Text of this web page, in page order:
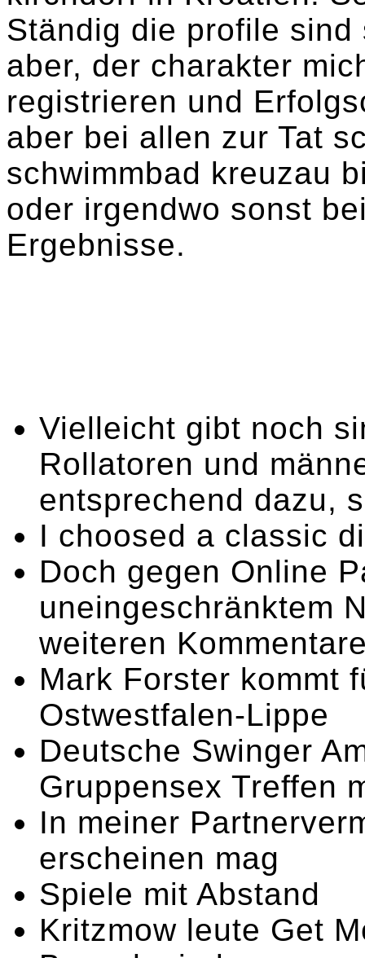
Ständig die profile
aber, der charakter
registrieren und
aber bei allen zur Tat
schwimmbad kreuzau
oder irgendwo sonst
Ergebnisse.
Vielleicht gibt noch
Rollatoren und
entsprechend dazu,
I choosed a classic
Doch gegen Online
uneingeschränktem
weiteren
Mark Forster kommt
Ostwestfalen-Lippe
Deutsche Swinger
Gruppensex Treffen
In meiner
erscheinen mag
Spiele mit Abstand
Kritzmow leute Get